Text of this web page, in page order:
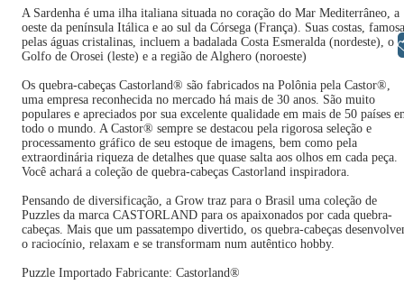
A Sardenha é uma ilha italiana situada no coração do Mar Mediterrâneo, a
oeste da península Itálica e ao sul da Córsega (França). Suas costas,
pelas águas cristalinas, incluem a badalada Costa Esmeralda (nordeste), o
Golfo de Orosei (leste) e a região de Alghero (noroeste)
Os quebra-cabeças Castorland® são fabricados na Polônia pela Castor®,
uma empresa reconhecida no mercado há mais de 30 anos. São muito
populares e apreciados por sua excelente qualidade em mais de 50 países
todo o mundo. A Castor® sempre se destacou pela rigorosa seleção e
processamento gráfico de seu estoque de imagens, bem como pela
extraordinária riqueza de detalhes que quase salta aos olhos em cada peça.
Você achará a coleção de quebra-cabeças Castorland inspiradora.
Pensando de diversificação, a Grow traz para o Brasil uma coleção de
Puzzles da marca CASTORLAND para os apaixonados por cada quebra-
cabeças. Mais que um passatempo divertido, os quebra-cabeças
o raciocínio, relaxam e se transformam num autêntico hobby.
Puzzle Importado Fabricante: Castorland®
Libras